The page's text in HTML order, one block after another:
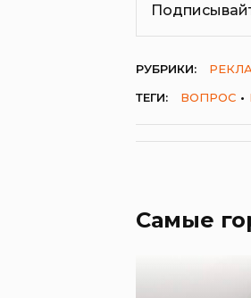
РУБРИКИ:
ТЕГИ:
ВОПРОС
Самые